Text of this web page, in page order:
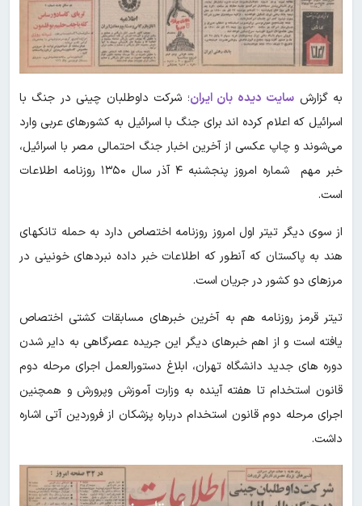
به گزارش سایت دیده بان ایران؛ شرکت داوطلبان چینی در جنگ با
اسرائیل که اعلام کرده اند برای جنگ با اسرائیل به کشورهای عربی وارد
می‌شوند و چاپ عکسی از آخرین اخبار جنگ احتمالی مصر با اسرائیل،
خبر مهم شماره امروز پنجشنبه ۴ آذر سال ۱۳۵۰ روزنامه اطلاعات
است.
از سوی دیگر تیتر اول امروز روزنامه اختصاص دارد به حمله تانکهای
هند به پاکستان که آنطور که اطلاعات خبر داده نبردهای خونینی در
مرزهای دو کشور در جریان است.
تیتر قرمز روزنامه هم به آخرین خبرهای مسابقات کشتی اختصاص
یافته است و از اهم خبرهای دیگر این جریده عصرگاهی به دایر شدن
دوره های جدید دانشگاه تهران، ابلاغ دستورالعمل اجرای مرحله دوم
قانون استخدام تا هفته آینده به وزارت آموزش وپرورش و همچنین
اجرای مرحله دوم قانون استخدام درباره پزشکان از فروردین آتی اشاره
داشت.